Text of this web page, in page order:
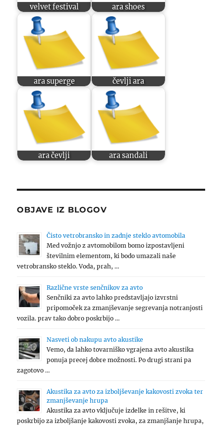
velvet festival ara shoes
ara superge čevlji ara
ara čevlji ara sandali
OBJAVE IZ BLOGOV
Čisto vetrobransko in zadnje steklo avtomobila
Med vožnjo z avtomobilom bomo izpostavljeni
številnim elementom, ki bodo umazali naše
vetrobransko steklo. Voda, prah, …
Različne vrste senčnikov za avto
Senčniki za avto lahko predstavljajo izvrstni
pripomoček za zmanjševanje segrevanja notranjosti
vozila. prav tako dobro poskrbijo …
Nasveti ob nakupu avto akustike
Vemo, da lahko tovarniško vgrajena avto akustika
ponuja precej dobre možnosti. Po drugi strani pa
zagotovo …
Akustika za avto za izboljševanje kakovosti zvoka ter
zmanjševanje hrupa
Akustika za avto vključuje izdelke in rešitve, ki
poskrbijo za izboljšanje kakovosti zvoka, za zmanjšanje hrupa,